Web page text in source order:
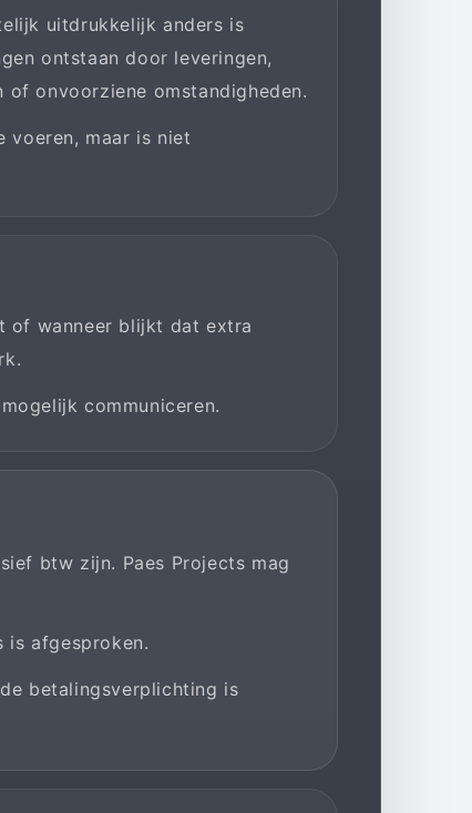
uitdrukkelijk anders is
ontstaan door leveringen,
onvoorziene omstandigheden.
voeren, maar is niet
of wanneer blijkt dat extra
communiceren.
btw zijn. Paes Projects mag
is afgesproken.
betalingsverplichting is